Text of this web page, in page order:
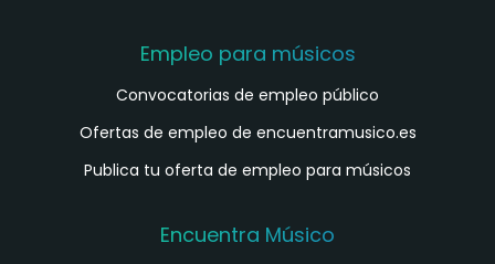
Empleo para músicos
Convocatorias de empleo público
Ofertas de empleo de encuentramusico.es
Publica tu oferta de empleo para músicos
Encuentra Músico